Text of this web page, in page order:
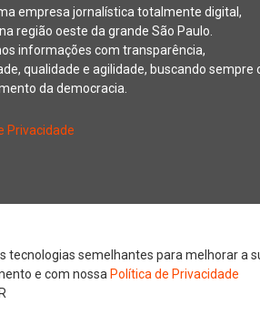
empresa jornalística totalmente digital,
região oeste da grande São Paulo.
informações com transparência,
qualidade e agilidade, buscando sempre
da democracia.
Privacidade
tecnologias semelhantes para melhorar a
e com nossa Política de Privacidade